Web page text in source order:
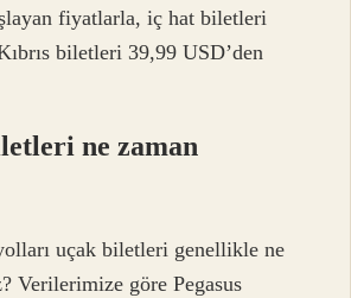
fiyatlarla, iç hat biletleri
biletleri 39,99 USD’den
ne zaman
uçak biletleri genellikle ne
Verilerimize göre Pegasus